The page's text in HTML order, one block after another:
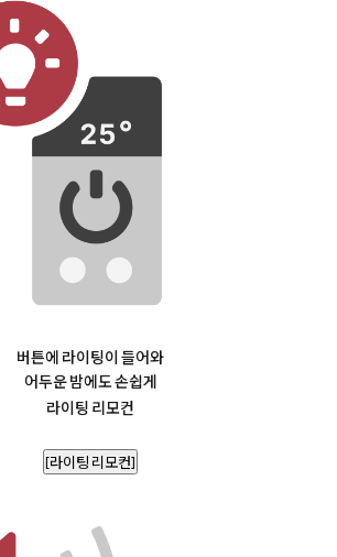
버튼에 라이팅이 들어와
어두운 밤에도 손쉽게
라이팅 리모컨
[라이팅 리모컨]